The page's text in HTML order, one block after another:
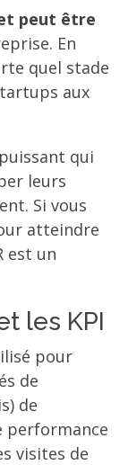
peut être
En
quel stade
aux
qui
leurs
Si vous
atteindre
est un
les KPI
pour
de
de
performance
visites de